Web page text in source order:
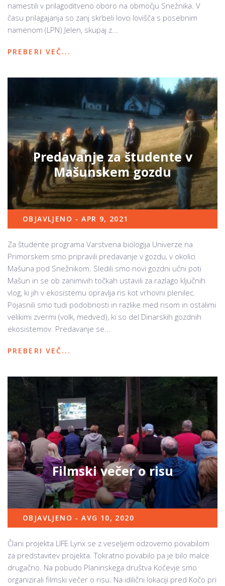
namestili v prilagoditveno oboro na območju Snežnika. V
času prilagajanja so zanj skrbeli lovci lovišča s posebnim
namenom (LPN) Jelen, skupaj z...
PREBERI VEČ...
Predavanje za študente v
Mašunskem gozdu
OBJAVLJENO - APR 9, 2021
Za študente programa Varstvena biologija Univerze na
Primorskem smo pripravili predavanje v gozdu, v okolici
Mašuna pod Snežnikom. Sledili smo novi gozdni učni poti
Mašun in se ob zanimivih točkah ustavili za razlago ključnih
vlog, ki jih v ekosistemu opravlja ris kot vrhovni plenilec.
Pojasnili smo tudi podobnosti in razlike med risom in ostalimi
velikimi zvermi (volk, medved), ki so del Dinarskih gozdnih
ekosistemov. Predavanje se...
PREBERI VEČ...
Filmski večer o risu
OBJAVLJENO - AVG 10, 2020
Člani projekta LIFE Lynx se z veseljem odzovemo povabilom
za predstavitev projekta. Tokratno povabilo pa je bilo malce
drugačno. Na pobudo Planinskega društva Kočevje smo
organizirali filmski večer o risu. Na idilični lokaciji pred Kočo pri